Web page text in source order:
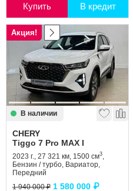
Купить В кредит
Акция!
В наличии
CHERY
Tiggo 7 Pro MAX I
2023 г., 27 321 км, 1500 см3,
Бензин / турбо, Вариатор,
Передний
1 940 000 ₽ 1 580 000 ₽